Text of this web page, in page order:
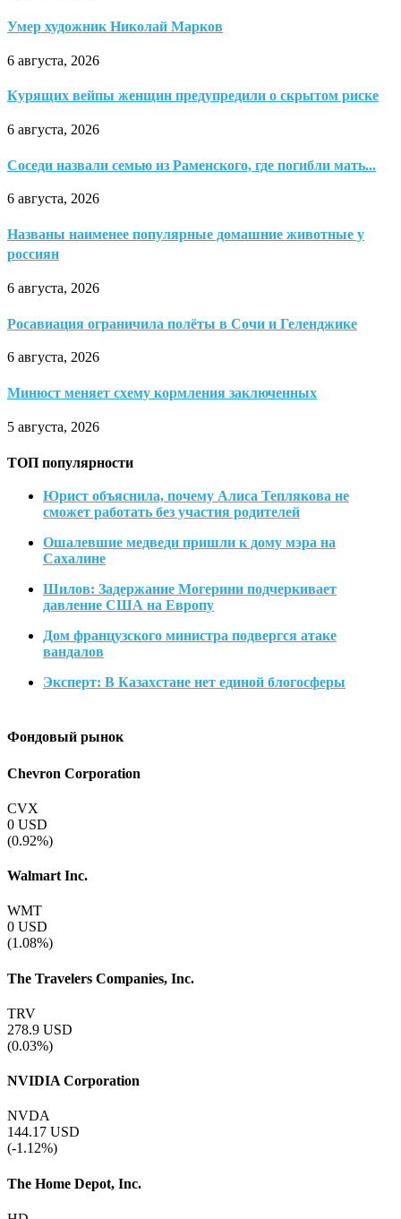
Умер художник Николай Марков
6 августа, 2026
Курящих вейпы женщин предупредили о скрытом риске
6 августа, 2026
Соседи назвали семью из Раменского, где погибли мать...
6 августа, 2026
Названы наименее популярные домашние животные у
россиян
6 августа, 2026
Росавиация ограничила полёты в Сочи и Геленджике
6 августа, 2026
Минюст меняет схему кормления заключенных
5 августа, 2026
ТОП популярности
Юрист объяснила, почему Алиса Теплякова не
сможет работать без участия родителей
Ошалевшие медведи пришли к дому мэра на
Сахалине
Шилов: Задержание Могерини подчеркивает
давление США на Европу
Дом французского министра подвергся атаке
вандалов
Эксперт: В Казахстане нет единой блогосферы
Фондовый рынок
Chevron Corporation
CVX
0 USD
(0.92%)
Walmart Inc.
WMT
0 USD
(1.08%)
The Travelers Companies, Inc.
TRV
278.9 USD
(0.03%)
NVIDIA Corporation
NVDA
144.17 USD
(-1.12%)
The Home Depot, Inc.